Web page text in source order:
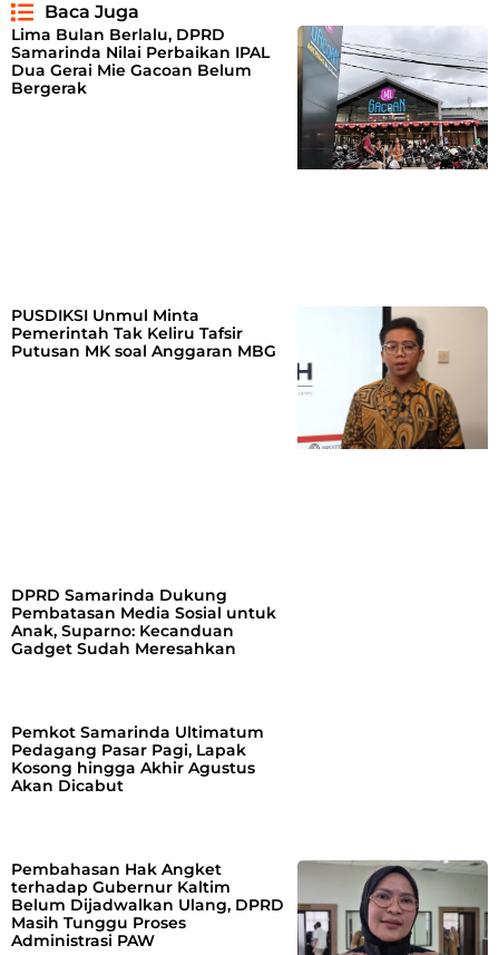
Baca Juga
Lima Bulan Berlalu, DPRD
Samarinda Nilai Perbaikan IPAL
Dua Gerai Mie Gacoan Belum
Bergerak
PUSDIKSI Unmul Minta
Pemerintah Tak Keliru Tafsir
Putusan MK soal Anggaran MBG
DPRD Samarinda Dukung
Pembatasan Media Sosial untuk
Anak, Suparno: Kecanduan
Gadget Sudah Meresahkan
Pemkot Samarinda Ultimatum
Pedagang Pasar Pagi, Lapak
Kosong hingga Akhir Agustus
Akan Dicabut
Pembahasan Hak Angket
terhadap Gubernur Kaltim
Belum Dijadwalkan Ulang, DPRD
Masih Tunggu Proses
Administrasi PAW